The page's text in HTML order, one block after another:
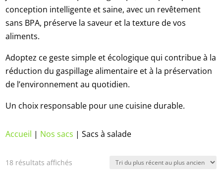
conception intelligente et saine, avec un revêtement
sans BPA, préserve la saveur et la texture de vos
aliments.
Adoptez ce geste simple et écologique qui contribue à la
réduction du gaspillage alimentaire et à la préservation
de l’environnement au quotidien.
Un choix responsable pour une cuisine durable.
Accueil | Nos sacs |Sacs à salade
18 résultats affichés